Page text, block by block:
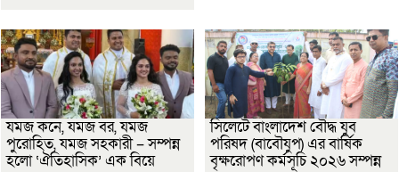
যমজ কনে, যমজ বর, যমজ
পুরোহিত, যমজ সহকারী – সম্পন্ন
হলো ‘ঐতিহাসিক’ এক বিয়ে
সিলেটে বাংলাদেশ বৌদ্ধ যুব
পরিষদ (বাবৌযুপ) এর বার্ষিক
বৃক্ষরোপণ কর্মসূচি ২০২৬ সম্পন্ন